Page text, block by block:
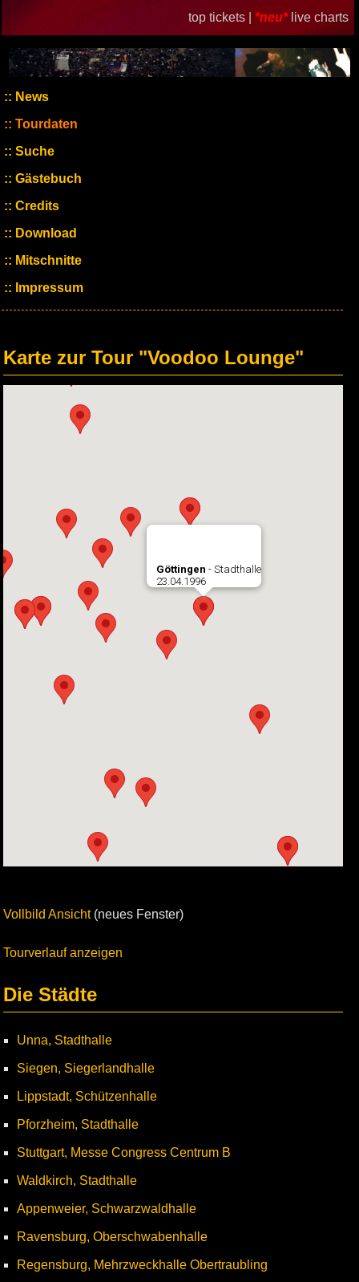
top tickets | *neu* live charts
News
Tourdaten
Suche
Gästebuch
Credits
Download
Mitschnitte
Impressum
Karte zur Tour "Voodoo Lounge"
Göttingen - Stadthalle
23.04.1996
Vollbild Ansicht(neues Fenster)
Tourverlauf anzeigen
Die Städte
Unna, Stadthalle
Siegen, Siegerlandhalle
Lippstadt, Schützenhalle
Pforzheim, Stadthalle
Stuttgart, Messe Congress Centrum B
Waldkirch, Stadthalle
Appenweier, Schwarzwaldhalle
Ravensburg, Oberschwabenhalle
Regensburg, Mehrzweckhalle Obertraubling